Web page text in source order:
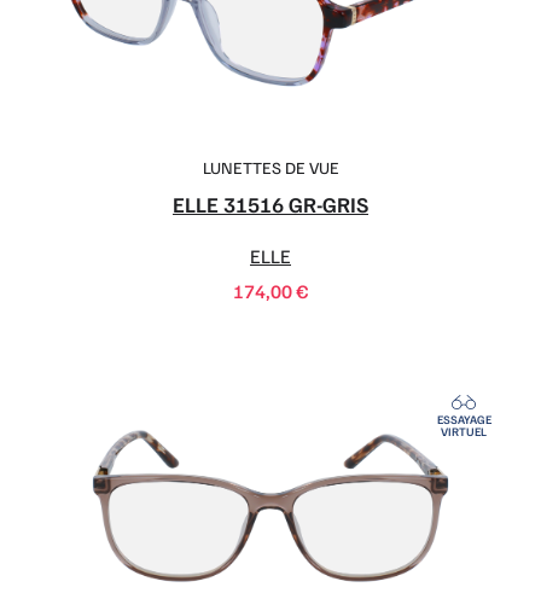
LUNETTES DE VUE
ELLE 31516 GR-GRIS
ELLE
174,00€
ESSAYAGE
VIRTUEL